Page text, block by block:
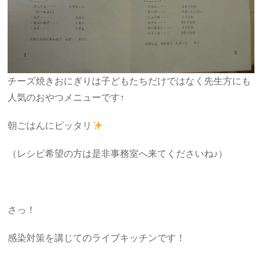
チーズ焼きおにぎりは子どもたちだけではなく先生方にも
人気のおやつメニューです↑
朝ごはんにピッタリ
（レシピ希望の方は是非事務室へ来てくださいね♪）
さっ！
感染対策を講じてのライブキッチンです！